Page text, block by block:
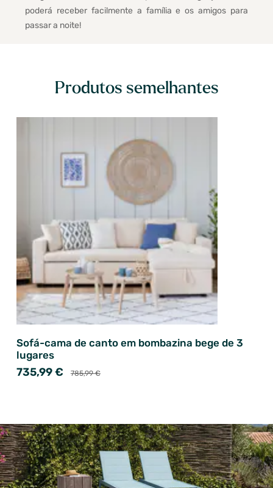
poderá receber facilmente a família e os amigos para
passar a noite!
Produtos semelhantes
Sofá-cama de canto em bombazina bege de 3
lugares
735,99 € 785,99 €